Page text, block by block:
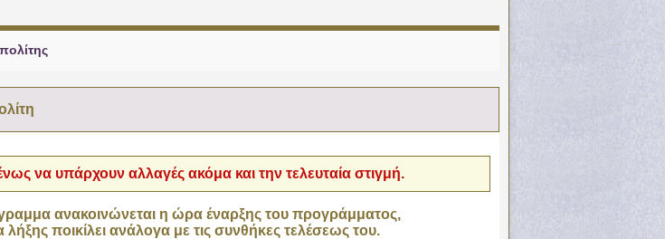
να υπάρχουν αλλαγές ακόμα και την τελευταία στιγμή.
ανακοινώνεται η ώρα έναρξης του προγράμματος,
ποικίλει ανάλογα με τις συνθήκες τελέσεως του.